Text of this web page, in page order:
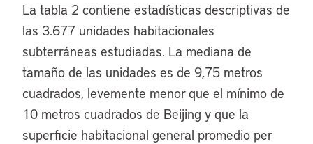
La tabla 2 contiene estadísticas descriptivas de
las 3.677 unidades habitacionales
subterráneas estudiadas. La mediana de
tamaño de las unidades es de 9,75 metros
cuadrados, levemente menor que el mínimo de
10 metros cuadrados de Beijing y que la
superficie habitacional general promedio per